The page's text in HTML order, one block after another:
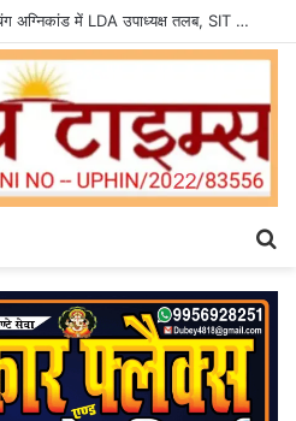
सुप्रीम कोर्ट सख्त: लखनऊ कोचिंग अग्निकांड में LDA उपाध्यक्ष तलब, SIT से मांगी सीलबंद रिपोर्ट